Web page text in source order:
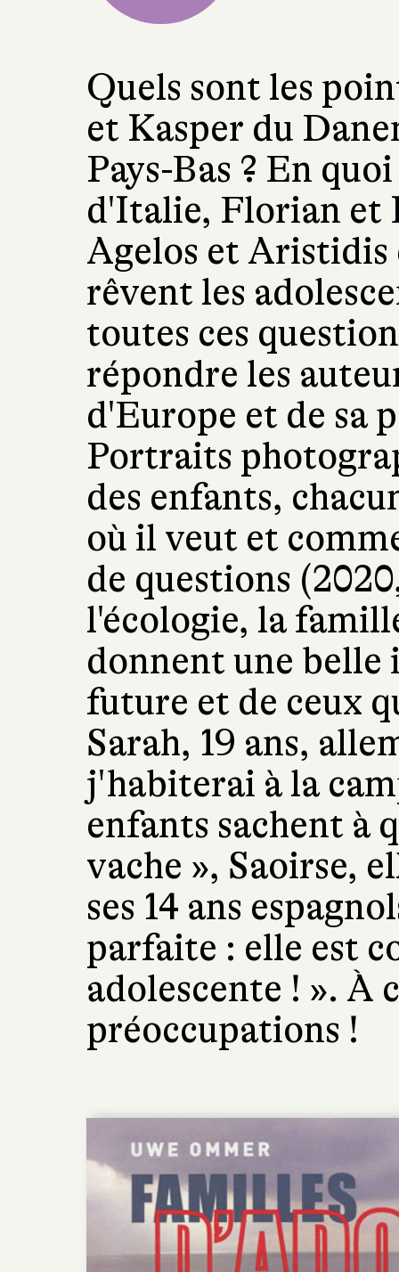
Quels sont les
et Kasper du
Pays-Bas ? En
d'Italie, Florian et
Agelos et Aristidis
rêvent les
toutes ces
répondre les
d'Europe et de sa
Portraits
des enfants,
où il veut et
de questions
l'écologie, la
donnent une belle
future et de ceux
Sarah, 19 ans,
j'habiterai à la
enfants sachent à
vache », Saoirse,
ses 14 ans
parfaite : elle est
adolescente ! ». À
préoccupations !